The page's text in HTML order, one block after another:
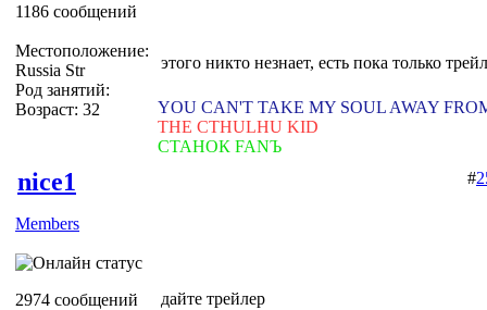
1186 сообщений
Местоположение:
Russia Str
Род занятий:
Возраст: 32
этого никто незнает, есть пока только
YOU CAN'T TAKE MY SOUL AWAY
THE CTHULHU KID
СТАНОК FANЪ
nice1
Members
2974 сообщений
#
дайте трейлер